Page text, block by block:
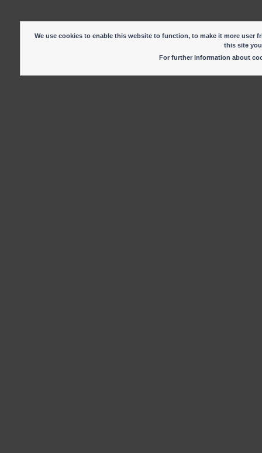
We use cookies to enable this website to function, to make it more
this site
For further information about